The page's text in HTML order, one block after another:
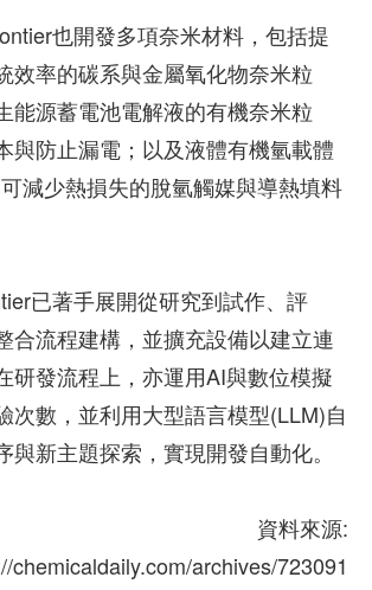
也開發多項奈米材料，包括提
效率的碳系與金屬氧化物奈米粒
能源蓄電池電解液的有機奈米粒
與防止漏電；以及液體有機氫載體
減少熱損失的脫氫觸媒與導熱填料
已著手展開從研究到試作、評
合流程建構，並擴充設備以建立連
研發流程上，亦運用AI與數位模擬
次數，並利用大型語言模型(LLM)自
與新主題探索，實現開發自動化。
資料來源:
chemicaldaily.com/archives/723091